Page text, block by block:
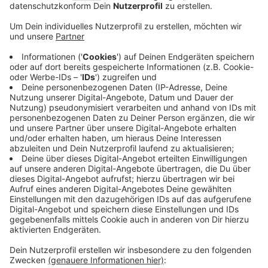
es wohl mit Streichhölzern und einem Feuerzeug,
Veröffentlicht:Donnerstag, 28.07.2022 06:19
Anzeige
Der Frau gelang dann die Flucht zu den Nachbarn, dort
rief sie die Polizei. Währenddessen soll der Mann
weiteres Benzin ins Haus seiner ehemaligen
Lebensfegährtin gekippt haben. Die vier Pflegekinder
seiner Partnerin schickte er wohl in die erste Etage,
dann soll er das Benzin und damit das Haus
angezündet haben. Die Feuerwehr konnte den Brand
löschen und die Kinder retten. Der Angeklagte sitzt
seitdem in Untersuchungshaft.
Anzeige